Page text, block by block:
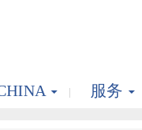
服务